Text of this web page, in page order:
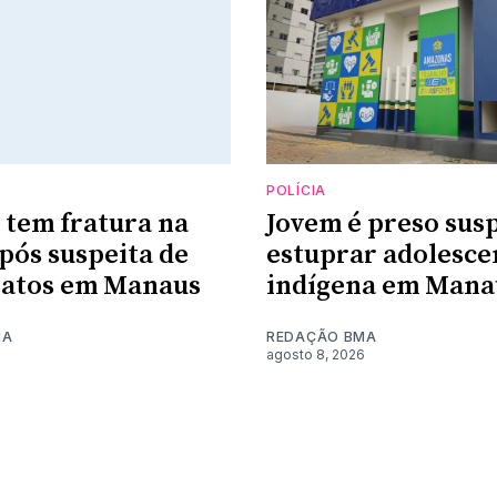
tem fratura na
suspeita de
em Manaus
POLÍCIA
Jovem é preso
estuprar
indígena em
REDAÇÃO BMA
agosto 8, 2026